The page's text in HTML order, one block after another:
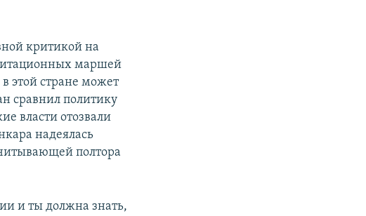
критикой на
маршей
этой стране может
сравнил политику
власти отозвали
надеялась
полтора
и ты должна знать,